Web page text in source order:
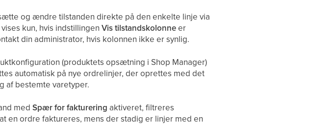
og ændre tilstanden direkte på den enkelte linje via
kun, hvis indstillingenVis tilstandskolonneer
din administrator, hvis kolonnen ikke er synlig.
(produktets opsætning i Shop Manager)
automatisk på nye ordrelinjer, der oprettes med det
af bestemte varetyper.
medSpær for fakturering aktiveret, filtreres
en ordre faktureres, mens der stadig er linjer med en